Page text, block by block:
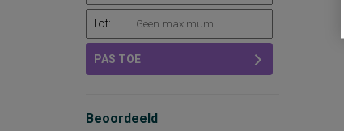
Tot:
PAS TOE
Beoordeeld